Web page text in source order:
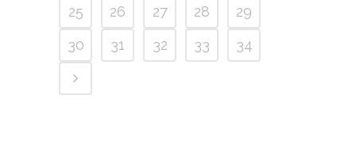
25
26 27 28
29
30
31 32 33 34